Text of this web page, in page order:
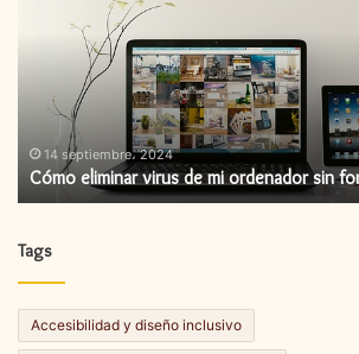
ordenador
formatear?
14 septiembre، 2024
Cómo eliminar virus de mi ordenador sin
Tags
Accesibilidad y diseño inclusivo